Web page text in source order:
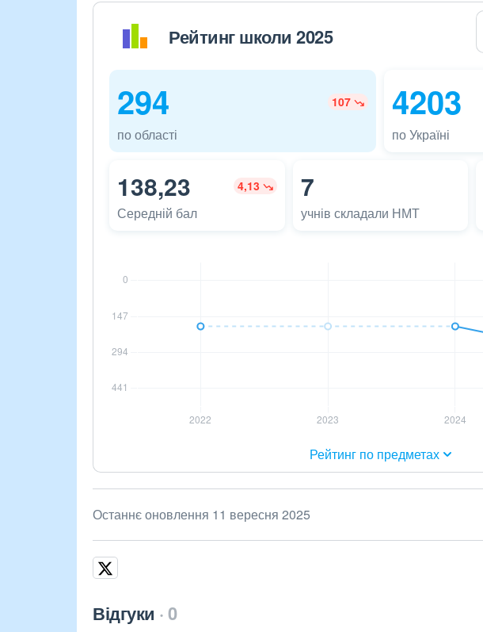
Рейтинг школи 2025
294 107
по області
4203
по Україні
138,23 4,13
Середній бал
7
учнів складали НМТ
Рейтинг по предметах
Останнє оновлення 11 вересня 2025
Відгуки 0